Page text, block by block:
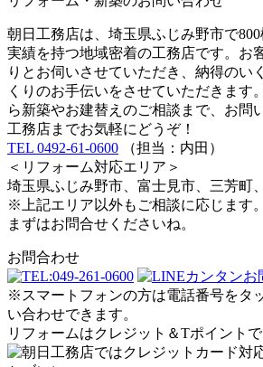
朝日工務店は、埼玉県ふじみ野市で
実績を持つ地域密着の工務店です。お
りとお伺いさせていただき、納得のい
くりのお手伝いをさせていただきます
ら新築やお建替えのご相談まで、お問
工務店までお気軽にどうぞ！
TEL 0492-61-0600 （担当：内田）
＜リフォーム対応エリア＞
埼玉県ふじみ野市、富士見市、三芳町
※上記エリア以外もご相談に応じます。
まずはお問合せくださいね。
お問合わせ
※スマートフォンの方は電話番号をタ
い合わせできます。
リフォームはクレジット＆Tポイントで